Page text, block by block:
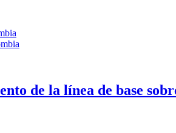
de la línea de base